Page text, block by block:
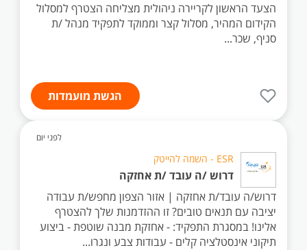
הצעד הראשון לקריירה ניהולית מצליחה הצטרף למסלול
הקידום המהיר, מסלול קצר וממוקד לתפקיד מנהל /ת
סניף, שכר...
הגשת מועמדות
לפני יום
ESR - השמה להייטק
דרוש /ה עובד /ת אחזקה
דרוש/ה עובד/ת אחזקה | אזור הצפון מחפש/ת עבודה
יציבה עם תנאים טובים? זו ההזדמנות שלך להצטרף
אלינו! במסגרת התפקיד: - אחזקת מבנה שוטפת - ביצוע
תיקוני אינסטלציה קלים - עבודות צבע ונגרו...